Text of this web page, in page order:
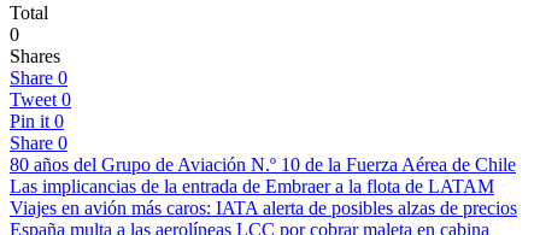
Total
0
Shares
Share 0
Tweet 0
Pin it 0
Share 0
80 años del Grupo de Aviación N.º 10 de la Fuerza Aérea de Chile
Las implicancias de la entrada de Embraer a la flota de LATAM
Viajes en avión más caros: IATA alerta de posibles alzas de precios
España multa a las aerolíneas LCC por cobrar maleta en cabina